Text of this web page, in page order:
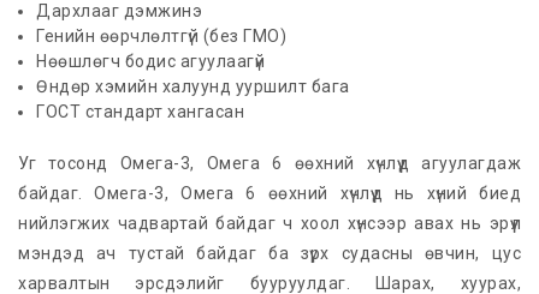
Дархлааг дэмжинэ
Генийн өөрчлөлтгүй (без ГМО)
Нөөшлөгч бодис агуулаагүй
Өндөр хэмийн халуунд ууршилт бага
ГОСТ стандарт хангасан
Уг тосонд Омега-3, Омега 6 өөхний хүчлүүд агуулагдаж
байдаг. Омега-3, Омега 6 өөхний хүчлүүд нь хүний биед
нийлэгжих чадвартай байдаг ч хоол хүнсээр авах нь эрүүл
мэндэд ач тустай байдаг ба зүрх судасны өвчин, цус
харвалтын эрсдэлийг бууруулдаг. Шарах, хуурах,